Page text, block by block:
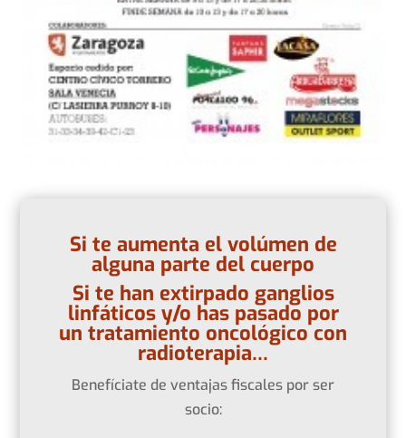
Si te aumenta el volúmen de
alguna parte del cuerpo
Si te han extirpado ganglios
linfáticos y/o has pasado por
un tratamiento oncológico con
radioterapia…
Benefíciate de ventajas fiscales por ser
socio: